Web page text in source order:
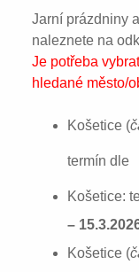
Jarní prázdniny
naleznete na
Je potřeba
hledané město/
Košetice (
termín dle
Košetice:
–
Košetice (